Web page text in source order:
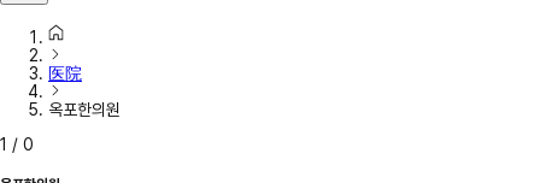
医院
옥포한의원
1 / 0